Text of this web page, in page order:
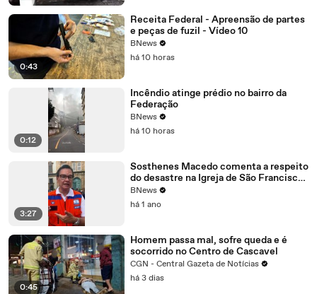
0:43
Receita Federal - Apreensão de partes
e peças de fuzil - Vídeo 10
BNews
há 10 horas
0:12
Incêndio atinge prédio no bairro da
Federação
BNews
há 10 horas
3:27
Sosthenes Macedo comenta a respeito
do desastre na Igreja de São Francisco;
confira
BNews
há 1 ano
0:45
Homem passa mal, sofre queda e é
socorrido no Centro de Cascavel
CGN - Central Gazeta de Notícias
há 3 dias